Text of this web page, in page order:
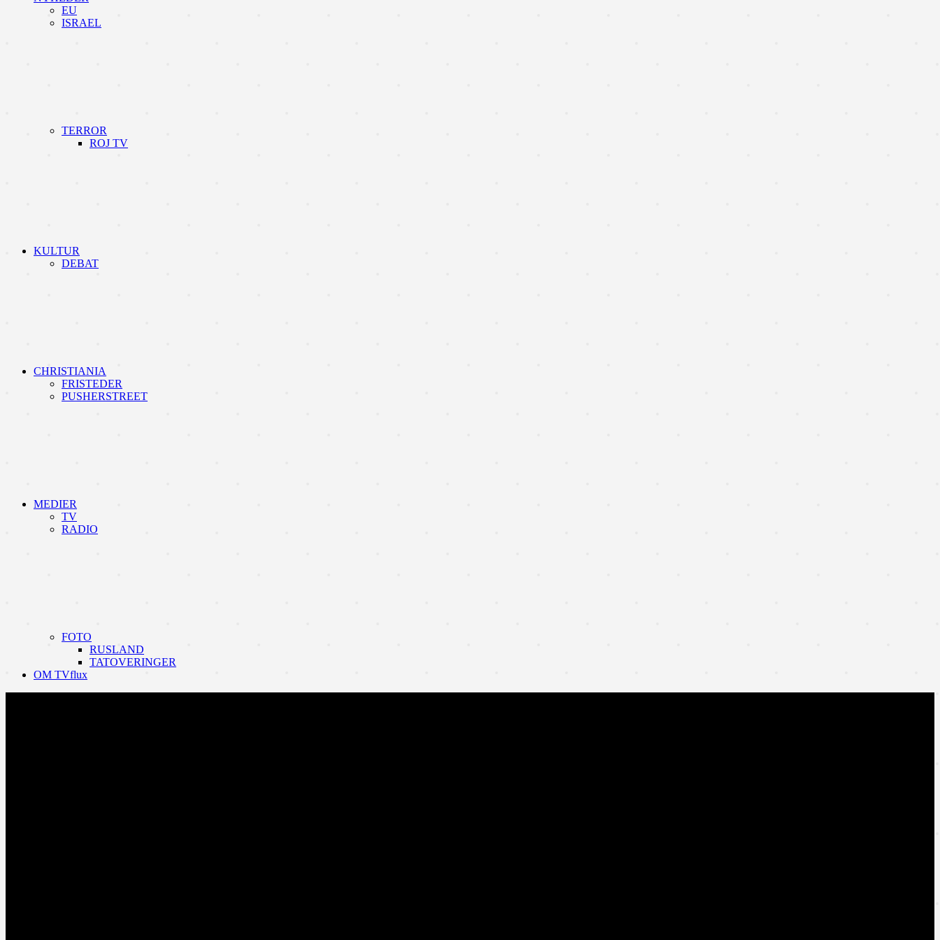
EU
ISRAEL
TERROR
ROJ TV
KULTUR
DEBAT
CHRISTIANIA
FRISTEDER
PUSHERSTREET
MEDIER
TV
RADIO
FOTO
RUSLAND
TATOVERINGER
OM TVflux